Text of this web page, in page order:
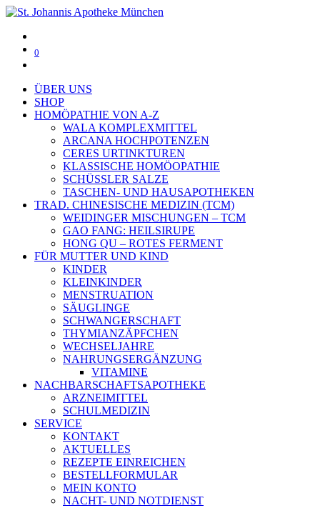
0
ÜBER UNS
SHOP
HOMÖPATHIE VON A-Z
WALA KOMPLEXMITTEL
ARCANA HOCHPOTENZEN
CERES URTINKTUREN
KLASSISCHE HOMÖOPATHIE
SCHÜSSLER SALZE
TASCHEN- UND HAUSAPOTHEKEN
TRAD. CHINESISCHE MEDIZIN (TCM)
WEIDINGER MISCHUNGEN – TCM
GAO FANG: HEILSIRUPE
HONG QU – ROTES FERMENT
FÜR MUTTER UND KIND
KINDER
KLEINKINDER
MENSTRUATION
SÄUGLINGE
SCHWANGERSCHAFT
THYMIANZÄPFCHEN
WECHSELJAHRE
NAHRUNGSERGÄNZUNG
VITAMINE
NACHBARSCHAFTSAPOTHEKE
ARZNEIMITTEL
SCHULMEDIZIN
SERVICE
KONTAKT
AKTUELLES
REZEPTE EINREICHEN
BESTELLFORMULAR
MEIN KONTO
NACHT- UND NOTDIENST